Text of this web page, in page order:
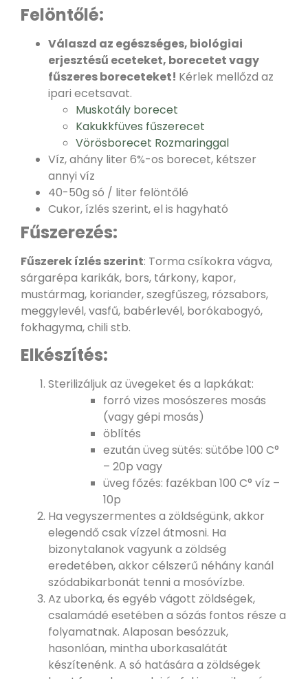
Felöntőlé:
Válaszd az egészséges, biológiai
erjesztésű eceteket, borecetet vagy
fűszeres boreceteket! Kérlek mellőzd az
ipari ecetsavat.
Muskotály borecet
Kakukkfüves fűszerecet
Vörösborecet Rozmaringgal
Víz, ahány liter 6%-os borecet, kétszer
annyi víz
40-50g só / liter felöntőlé
Cukor, ízlés szerint, el is hagyható
Fűszerezés:
Fűszerek ízlés szerint: Torma csíkokra vágva,
sárgarépa karikák, bors, tárkony, kapor,
mustármag, koriander, szegfűszeg, rózsabors,
meggylevél, vasfű, babérlevél, borókabogyó,
fokhagyma, chili stb.
Elkészítés:
Sterilizáljuk az üvegeket és a lapkákat:
forró vizes mosószeres mosás
(vagy gépi mosás)
öblítés
ezután üveg sütés: sütőbe 100 C°
– 20p vagy
üveg főzés: fazékban 100 C° víz –
10p
Ha vegyszermentes a zöldségünk, akkor
elegendő csak vízzel átmosni. Ha
bizonytalanok vagyunk a zöldség
eredetében, akkor célszerű néhány kanál
szódabikarbonát tenni a mosóvízbe.
Az uborka, és egyéb vágott zöldségek,
csalamádé esetében a sózás fontos része a
folyamatnak. Alaposan besózzuk,
hasonlóan, mintha uborkasalátát
készítenénk. A só hatására a zöldségek